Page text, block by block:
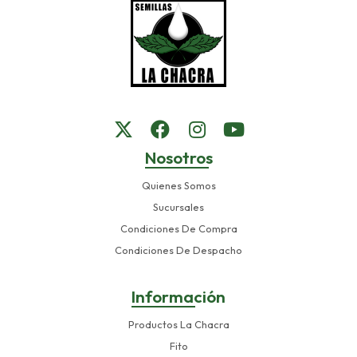
Nosotros
Quienes Somos
Sucursales
Condiciones De Compra
Condiciones De Despacho
Información
Productos La Chacra
Fito